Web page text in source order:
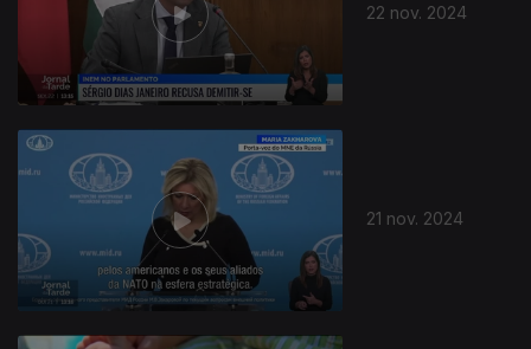
22 nov. 2024
21 nov. 2024